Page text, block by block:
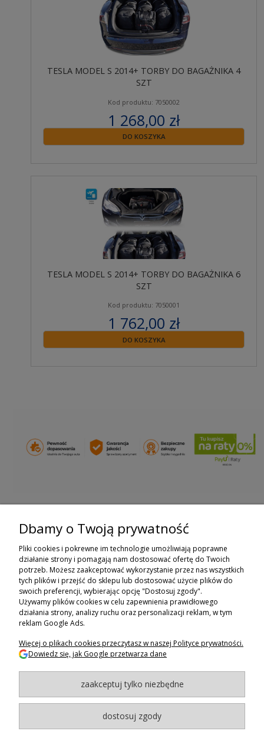
TESLA MODEL S 2014+ TORBY DO BAGAŻNIKA 4
SZT
Kod produktu: 7050002
1 268,00 zł
zawiera 23% VAT
DO KOSZYKA
TESLA MODEL S 2014+ TORBY DO BAGAŻNIKA 6
SZT
Kod produktu: 7050001
1 762,00 zł
zawiera 23% VAT
DO KOSZYKA
ZAPISZ SIĘ DO NEWSLETTERA
ZAPISZ SIĘ
ZAKUPY
POMOC
MOJE KONTO
BAGAZNIKI.PL- 2024
Dbamy o Twoją prywatność
Pliki cookies i pokrewne im technologie umożliwiają poprawne
działanie strony i pomagają nam dostosować ofertę do Twoich
potrzeb. Możesz zaakceptować wykorzystanie przez nas wszystkich
tych plików i przejść do sklepu lub dostosować użycie plików do
swoich preferencji, wybierając opcję "Dostosuj zgody".
Używamy plików cookies w celu zapewnienia prawidłowego
działania strony, analizy ruchu oraz personalizacji reklam, w tym
reklam Google Ads.
Więcej o plikach cookies przeczytasz w naszej Polityce prywatności.
Dowiedz się, jak Google przetwarza dane
zaakceptuj tylko niezbędne
dostosuj zgody